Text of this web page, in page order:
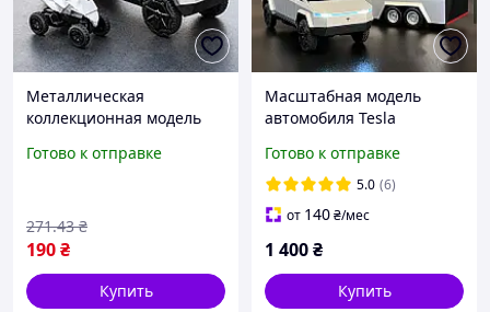
Металлическая
коллекционная модель
квадроциклом и
игрушка / Машинка с
Готово к отправке
190₴
271.43 ₴
Купить
Масштабная модель
автомобиля Tesla
трейлером и
квадроциклом.
Металлическая машинка.
Готово к отправке
5.0 (6)
от 140₴/мес
1 400₴
Купить